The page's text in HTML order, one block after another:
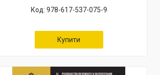
978-617-537-075-9
Купити